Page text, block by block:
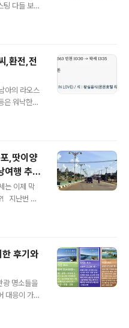
라벤고원 어
늘한 ..
팅 다들 보셨
오스 팍세
은 유명하지
알고 있으시
압,시차,한
세 참파삭
투어상품
,환전,전
아의 라오스
은 워낙한국
세 가 있는
리잡고 있어
보존된 도시
계문화유산
서 즐기는
요. 저렴한
세 여행은 언
,땃이양
여행 추
는 이제 막
지난번 라
아래의 포스
씨,환전,전
가 상승하고
앙푸라방,
손꼽히는
오스의 ..
후기와
광 명소들을
대응이 가능
모든 것을